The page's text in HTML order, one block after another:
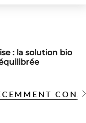
: la solution bio
V